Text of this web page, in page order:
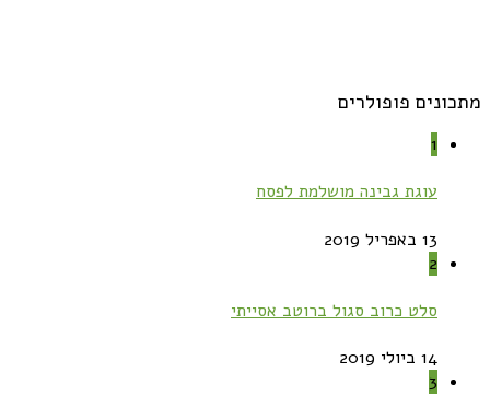
מתכונים פופולרים
1
עוגת גבינה מושלמת לפסח
13 באפריל 2019
2
סלט כרוב סגול ברוטב אסייתי
14 ביולי 2019
3